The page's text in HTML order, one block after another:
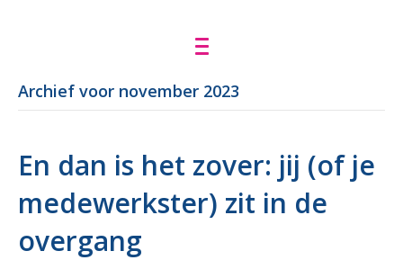
Archief voor november 2023
En dan is het zover: jij (of je
medewerkster) zit in de
overgang